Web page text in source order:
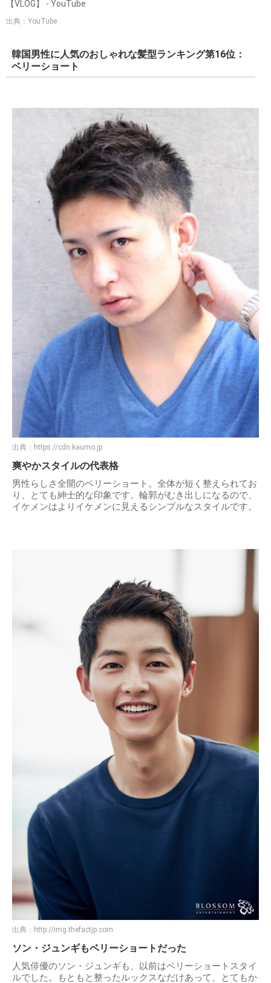
【VLOG】 - YouTube
出典：YouTube
韓国男性に人気のおしゃれな髪型ランキング第16位：
ベリーショート
出典： https://cdn.kaumo.jp
爽やかスタイルの代表格
男性らしさ全開のベリーショート。全体が短く整えられてお
り、とても紳士的な印象です。輪郭がむき出しになるので、
イケメンはよりイケメンに見えるシンプルなスタイルです。
出典： http://img.thefactjp.com
ソン・ジュンギもベリーショートだった
人気俳優のソン・ジュンギも、以前はベリーショートスタイ
ルでした。もともと整ったルックスなだけあって、とてもか